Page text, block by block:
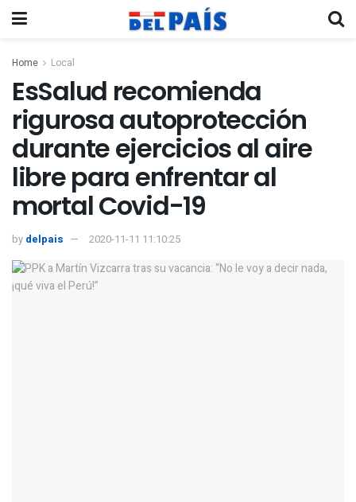
Home Local
EsSalud recomienda
rigurosa autoprotección
durante ejercicios al aire
libre para enfrentar al
mortal Covid-19
by delpais 2020-11-11 11:10:25